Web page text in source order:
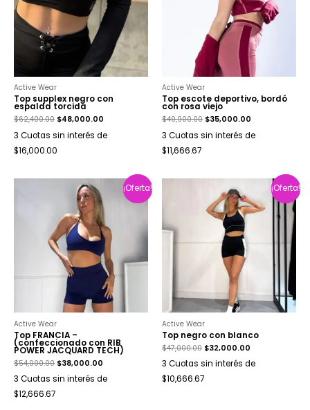
Active Wear
Top supplex negro con
espalda torcida
$62,400.00 $48,000.00
3 Cuotas sin interés de
$16,000.00
Active Wear
Top escote deportivo, bordó
con rosa viejo
$49,900.00 $35,000.00
3 Cuotas sin interés de
$11,666.67
¡Oferta!
¡Oferta!
Active Wear
Top FRANCIA –
(confeccionado con RIB
POWER JACQUARD TECH)
$54,000.00 $38,000.00
3 Cuotas sin interés de
$12,666.67
¡Oferta!
¡Oferta!
Active Wear
Top negro con blanco
$47,000.00 $32,000.00
3 Cuotas sin interés de
$10,666.67